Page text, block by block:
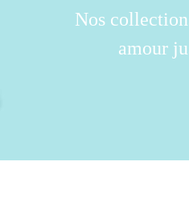
Nos
amour